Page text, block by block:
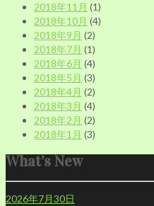
2018年11月 (1)
2018年10月 (4)
2018年9月 (2)
2018年7月 (1)
2018年6月 (4)
2018年5月 (3)
2018年4月 (2)
2018年3月 (4)
2018年2月 (2)
2018年1月 (3)
What’s New
2026年7月30日